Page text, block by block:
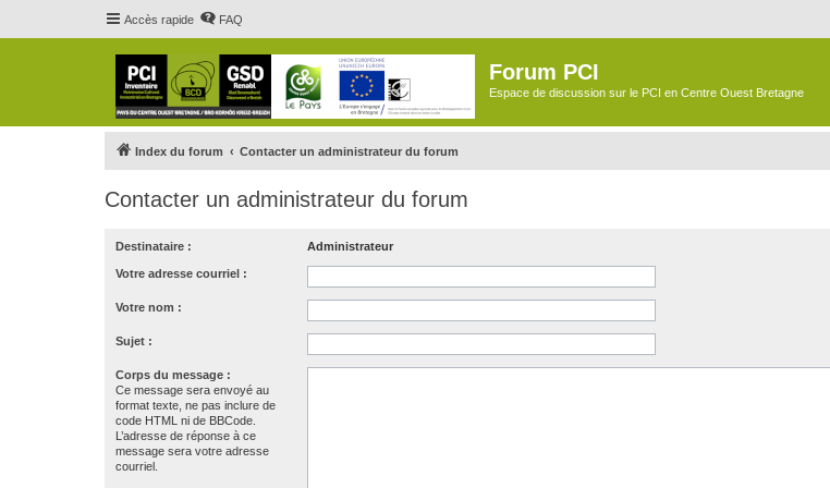
Accès rapide FAQ
Forum PCI
Espace de discussion sur le PCI en Centre Ouest Bretagne
Index du forum Contacter un administrateur du forum
Contacter un administrateur du forum
Destinataire : Administrateur
Votre adresse courriel :
Votre nom :
Sujet :
Corps du message :
Ce message sera envoyé au
format texte, ne pas inclure de
code HTML ni de BBCode.
L’adresse de réponse à ce
message sera votre adresse
courriel.